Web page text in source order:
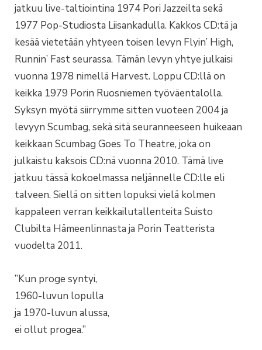
jatkuu live-taltiointina 1974 Pori Jazzeilta sekä
1977 Pop-Studiosta Liisankadulla. Kakkos CD:tä ja
kesää vietetään yhtyeen toisen levyn Flyin’ High,
Runnin’ Fast seurassa. Tämän levyn yhtye julkaisi
vuonna 1978 nimellä Harvest. Loppu CD:llä on
keikka 1979 Porin Ruosniemen työväentalolla.
Syksyn myötä siirrymme sitten vuoteen 2004 ja
levyyn Scumbag, sekä sitä seuranneeseen huikeaan
keikkaan Scumbag Goes To Theatre, joka on
julkaistu kaksois CD:nä vuonna 2010. Tämä live
jatkuu tässä kokoelmassa neljännelle CD:lle eli
talveen. Siellä on sitten lopuksi vielä kolmen
kappaleen verran keikkailutallenteita Suisto
Clubilta Hämeenlinnasta ja Porin Teatterista
vuodelta 2011.
”Kun proge syntyi,
1960-luvun lopulla
ja 1970-luvun alussa,
ei ollut progea.”